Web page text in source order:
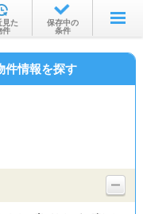
ら
ら
見た
件
保存中の
条件
件情報を探す